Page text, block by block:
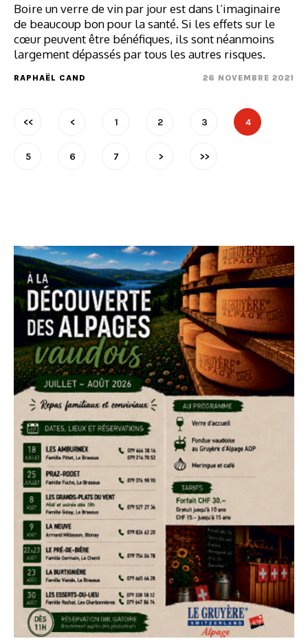
Boire un verre de vin par jour est dans l’imaginaire
de beaucoup bon pour la santé. Si les effets sur le
cœur peuvent être bénéfiques, ils sont néanmoins
largement dépassés par tous les autres risques.
RAPHAËL CAND 26 NOVEMBRE 2021
<< < 1 2 3 4
5 6 7 > >>